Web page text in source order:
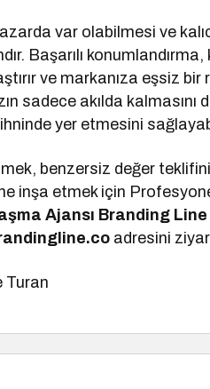
var olabilmesi ve
Başarılı
ve markanıza eşsiz bir
sadece akılda
yer etmesini
benzersiz değer
inşa etmek için
Ajansı Branding Line
adresini
Turan